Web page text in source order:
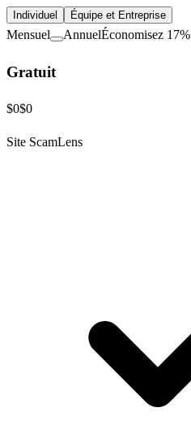
Individuel Équipe et Entreprise
Mensuel AnnuelÉconomisez 17%
Gratuit
$0$0
Site ScamLens